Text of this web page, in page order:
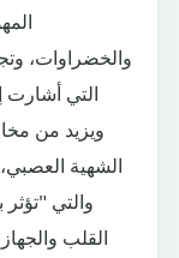
والخضراوات،
التي أشارت
ويزيد من
الشهية
والتي
القلب